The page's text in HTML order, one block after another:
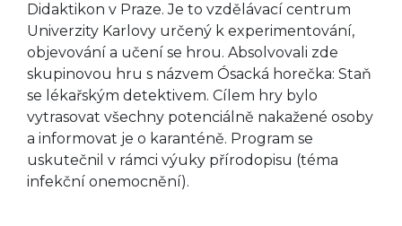
Didaktikon v Praze. Je to vzdělávací centrum
Univerzity Karlovy určený k experimentování,
objevování a učení se hrou. Absolvovali zde
skupinovou hru s názvem Ósacká horečka: Staň
se lékařským detektivem. Cílem hry bylo
vytrasovat všechny potenciálně nakažené osoby
a informovat je o karanténě. Program se
uskutečnil v rámci výuky přírodopisu (téma
infekční onemocnění).